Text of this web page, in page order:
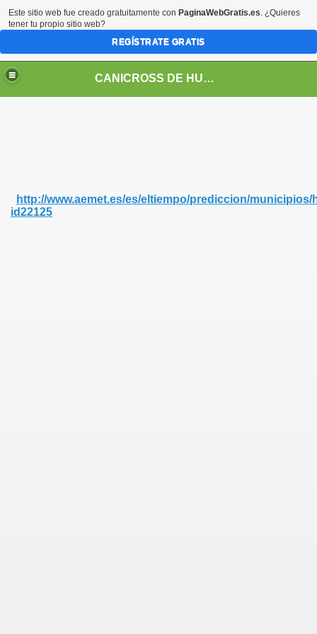
CANICROSS DE HUESCA
http://www.aemet.es/es/eltiempo/prediccion/municipios/
id22125
Este sitio web fue creado gratuitamente con PaginaWebGratis.es. ¿Quieres
tener tu propio sitio web?
REGÍSTRATE GRATIS